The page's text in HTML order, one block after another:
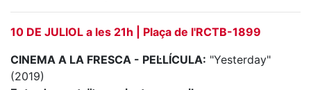
Next Gen
Palmarès
Llegendes
Jugadors
10 DE JULIOL a les 21h | Plaça de l'RCTB-1899
CINEMA A LA FRESCA - PEL·LÍCULA: "Yesterday"
(2019)